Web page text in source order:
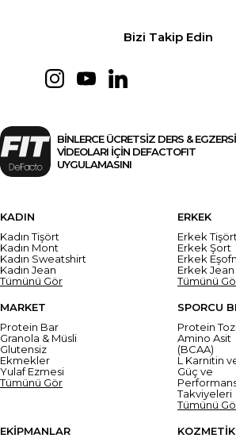
Bizi Takip Edin
BİNLERCE ÜCRETSİZ DERS &
VİDEOLARI İÇİN DEFACTOFIT
UYGULAMASINI
KADIN
Kadın Tişört
Kadın Mont
Kadın Sweatshirt
Kadın Jean
Tümünü Gör
ERKEK
Erkek Tişört
Erkek Şort
Erkek
Erkek Jean
Tümünü
MARKET
Protein Bar
Granola & Müsli
Glutensiz
Ekmekler
Yulaf Ezmesi
Tümünü Gör
SPORCU
Protein
Amino Asit
(BCAA)
L Karnitin
Güç ve
Takviyeleri
Tümünü
EKİPMANLAR
KOZMETİK